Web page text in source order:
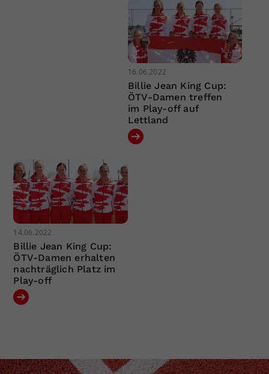
16.06.2022
Billie Jean King Cup:
ÖTV-Damen treffen
im Play-off auf
Lettland
14.06.2022
Billie Jean King Cup:
ÖTV-Damen erhalten
nachträglich Platz im
Play-off